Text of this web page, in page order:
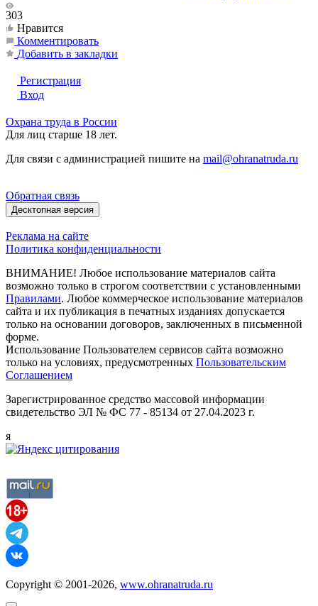
303
Нравится
Комментировать
Добавить в закладки
Регистрация
Вход
Охрана труда в России
Для лиц старше 18 лет.
Для связи с администрацией пишите на mail@ohranatruda.ru
Обратная связь
Десктопная версия
Реклама на сайте
Политика конфиденциальности
ВНИМАНИЕ! Любое использование материалов сайта
возможно только в строгом соответствии с установленными
Правилами. Любое коммерческое использование материалов
сайта и их публикация в печатных изданиях допускается
только на основании договоров, заключенных в письменной
форме.
Использование Пользователем сервисов сайта возможно
только на условиях, предусмотренных Пользовательским
Соглашением
Зарегистрированное средство массовой информации
свидетельство ЭЛ № ФС 77 - 85134 от 27.04.2023 г.
я
Copyright © 2001-2026, www.ohranatruda.ru